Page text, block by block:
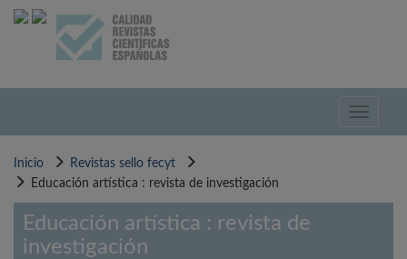
Pasar
Toggle
Inicio
Revistas sello fecyt
Educación artística : revista de investigación
Educación artística : revista de
investigación